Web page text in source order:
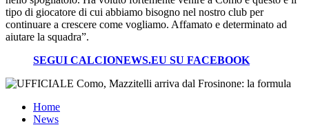
tipo di giocatore di cui abbiamo bisogno nel nostro club per
continuare a crescere come vogliamo. Affamato e determinato ad
aiutare la squadra”.
SEGUI CALCIONEWS.EU SU FACEBOOK
Home
News